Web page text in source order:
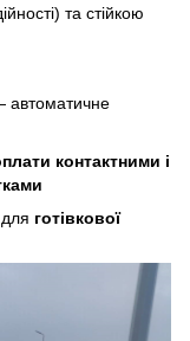
та стійкою
— автоматичне
контактними і
готівкової